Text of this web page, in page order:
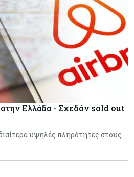
Ελλάδα - Σχεδόν sold out
υψηλές πληρότητες στους